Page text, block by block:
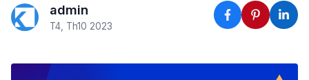
RESOURCE
Blog
admin
T4, Th10 2023